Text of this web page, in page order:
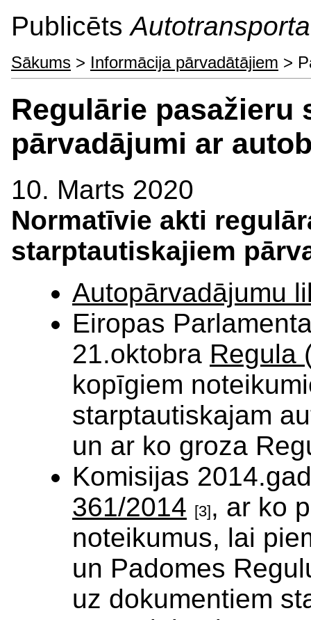
Publicēts
Sākums > Informācija pārvadātājiem >
Regulārie pasažieru
pārvadājumi ar
10. Marts 2020
Normatīvie akti
starptautiskajiem
Autopārvadājumu
Eiropas
21.oktobra Regula
kopīgiem
starptautiskajam
un ar ko groza
Komisijas
361/2014 [3], ar ko
noteikumus, lai
un Padomes
uz dokumentiem